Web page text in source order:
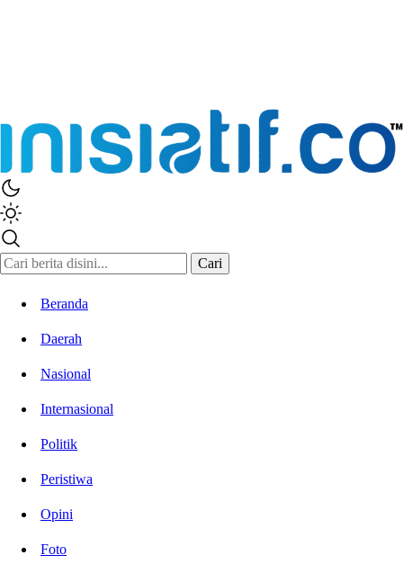
Cari
Beranda
Daerah
Nasional
Internasional
Politik
Peristiwa
Opini
Foto